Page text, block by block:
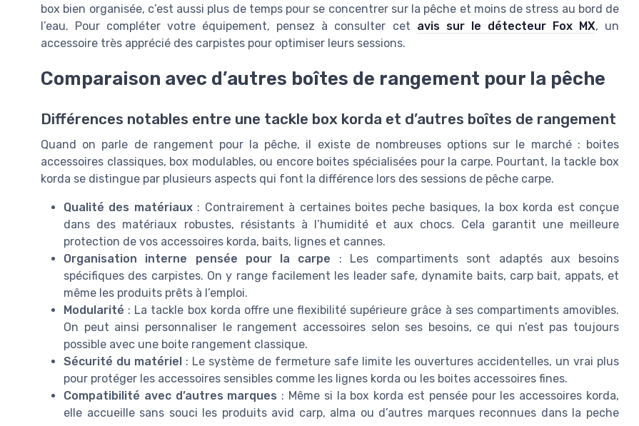
box bien organisée, c’est aussi plus de temps pour se concentrer sur la pêche et moins de stress au bord de
l’eau. Pour compléter votre équipement, pensez à consulter cet avis sur le détecteur Fox MX, un
accessoire très apprécié des carpistes pour optimiser leurs sessions.
Comparaison avec d’autres boîtes de rangement pour la pêche
Différences notables entre une tackle box korda et d’autres boîtes de rangement
Quand on parle de rangement pour la pêche, il existe de nombreuses options sur le marché : boites
accessoires classiques, box modulables, ou encore boites spécialisées pour la carpe. Pourtant, la tackle box
korda se distingue par plusieurs aspects qui font la différence lors des sessions de pêche carpe.
Qualité des matériaux: Contrairement à certaines boites peche basiques, la box korda est conçue
dans des matériaux robustes, résistants à l’humidité et aux chocs. Cela garantit une meilleure
protection de vos accessoires korda, baits, lignes et cannes.
Organisation interne pensée pour la carpe : Les compartiments sont adaptés aux besoins
spécifiques des carpistes. On y range facilement les leader safe, dynamite baits, carp bait, appats, et
même les produits prêts à l’emploi.
Modularité : La tackle box korda offre une flexibilité supérieure grâce à ses compartiments amovibles.
On peut ainsi personnaliser le rangement accessoires selon ses besoins, ce qui n’est pas toujours
possible avec une boite rangement classique.
Sécurité du matériel : Le système de fermeture safe limite les ouvertures accidentelles, un vrai plus
pour protéger les accessoires sensibles comme les lignes korda ou les boites accessoires fines.
Compatibilité avec d’autres marques : Même si la box korda est pensée pour les accessoires korda,
elle accueille sans souci les produits avid carp, alma ou d’autres marques reconnues dans la peche